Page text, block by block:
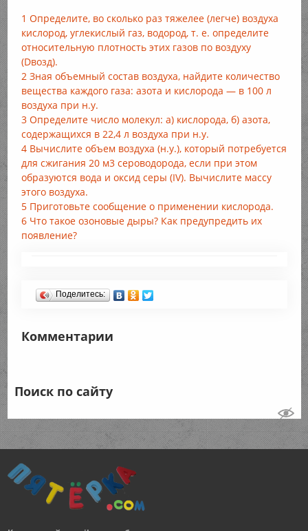
1 Определите, во сколько раз тяжелее (легче) воздуха
кислород, углекислый газ, водород, т. е. определите
относительную плотность этих газов по воздуху
(Dвозд).
2 Зная объемный состав воздуха, найдите количество
вещества каждого газа: азота и кислорода — в 100 л
воздуха при н.у.
3 Определите число молекул: а) кислорода, б) азота,
содержащихся в 22,4 л воздуха при н.у.
4 Вычислите объем воздуха (н.у.), который потребуется
для сжигания 20 м3 сероводорода, если при этом
образуются вода и оксид серы (IV). Вычислите массу
этого воздуха.
5 Приготовьте сообщение о применении кислорода.
6 Что такое озоновые дыры? Как предупредить их
появление?
Поделитесь:
Комментарии
Поиск по сайту